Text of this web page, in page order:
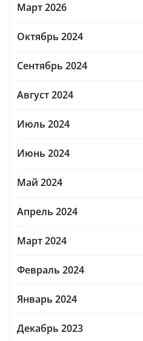
Март 2026
Октябрь 2024
Сентябрь 2024
Август 2024
Июль 2024
Июнь 2024
Май 2024
Апрель 2024
Март 2024
Февраль 2024
Январь 2024
Декабрь 2023